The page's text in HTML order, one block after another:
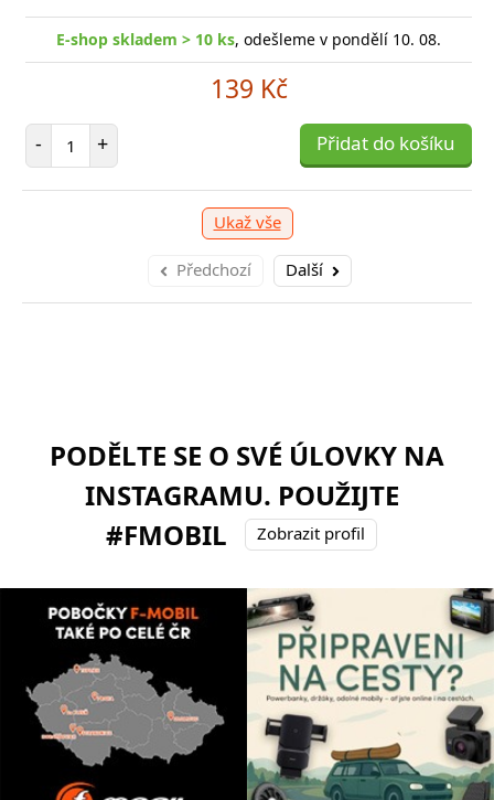
E-shop skladem > 10 ks, odešleme v pondělí 10. 08.
139 Kč
- Počet položek
+ Přidat do košíku
Ukaž vše
Předchozí Další
PODĚLTE SE O SVÉ ÚLOVKY NA
INSTAGRAMU. POUŽIJTE
#FMOBIL
Zobrazit profil